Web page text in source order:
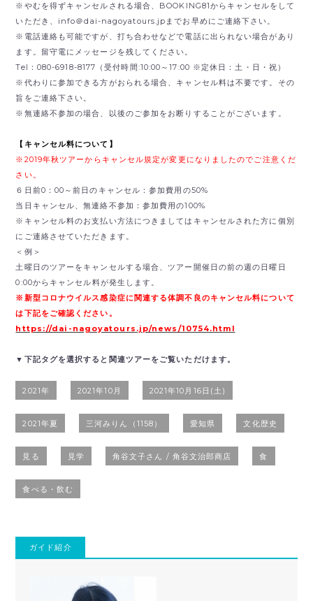
※やむを得ずキャンセルされる場合、BOOKING81からキャンセルをして
いただき、 info＠dai-nagoyatours.jpまでお早めにご連絡下さい。
※電話連絡も可能ですが、打ち合わせなどで電話に出られない場合があり
ます。留守電にメッセージを残してください。
Tel：080-6918-8177（受付時間:10:00～17:00 ※定休日：土・日・祝）
※代わりに参加できる方がおられる場合、キャンセル料は不要です。その
旨をご連絡下さい。
※無連絡不参加の場合、以後のご参加をお断りすることがございます。
【キャンセル料について】
※2019年秋ツアーからキャンセル規定が変更になりましたのでご注意くだ
さい。
６日前0：00～前日のキャンセル：参加費用の50%
当日キャンセル、無連絡不参加：参加費用の100%
※キャンセル料のお支払い方法につきましてはキャンセルされた方に個別
にご連絡させていただきます。
＜例＞
土曜日のツアーをキャンセルする場合、ツアー開催日の前の週の日曜日
0:00からキャンセル料が発生します。
※新型コロナウイルス感染症に関連する体調不良のキャンセル料について
は下記をご確認ください。
https://dai-nagoyatours.jp/news/10754.html
▼下記タグを選択すると関連ツアーをご覧いただけます。
2021年 2021年10月 2021年10月16日(土)
2021年夏 三河みりん（1158） 愛知県 文化歴史
見る 見学 角谷文子さん / 角谷文治郎商店 食
食べる・飲む
ガイド紹介